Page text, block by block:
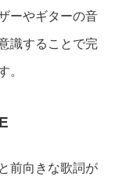
ーやギターの音
識することで完
。
前向きな歌詞が